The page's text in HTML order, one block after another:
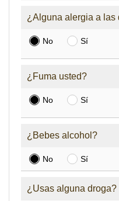
¿Alguna alergia a las
No Sí
¿Fuma usted?
No Sí
¿Bebes alcohol?
No Sí
¿Usas alguna droga?